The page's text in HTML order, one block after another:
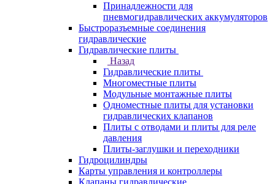
Принадлежности для
пневмогидравлических аккумуляторов
Быстроразъемные соединения
гидравлические
Гидравлические плиты
Назад
Гидравлические плиты
Многоместные плиты
Модульные монтажные плиты
Одноместные плиты для установки
гидравлических клапанов
Плиты с отводами и плиты для реле
давления
Плиты-заглушки и переходники
Гидроцилиндры
Карты управления и контроллеры